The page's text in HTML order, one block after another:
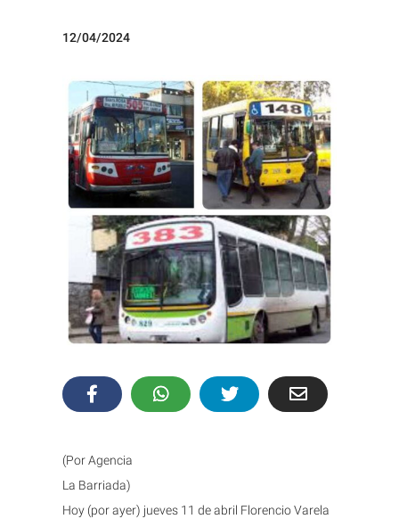
12/04/2024
(Por Agencia
La Barriada)
Hoy (por ayer) jueves 11 de abril Florencio Varela